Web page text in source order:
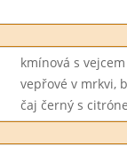
kmínová s vejcem
vepřové v mrkvi,
čaj černý s